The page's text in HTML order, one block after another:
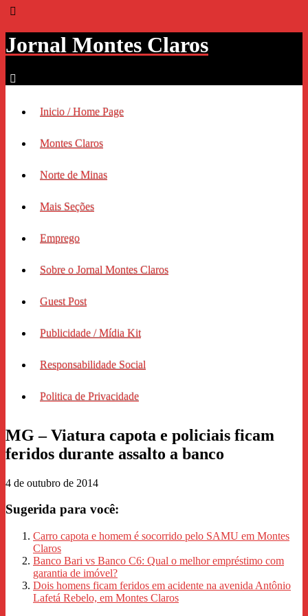
Jornal Montes Claros
Inicio / Home Page
Montes Claros
Norte de Minas
Mais Seções
Emprego
Sobre o Jornal Montes Claros
Guest Post
Publicidade / Mídia Kit
Responsabilidade Social
Politica de Privacidade
MG – Viatura capota e policiais ficam
feridos durante assalto a banco
4 de outubro de 2014
Sugerida para você:
Carro capota e homem é socorrido pelo SAMU em Montes
Claros
Banco Bari vs Banco C6: Qual o melhor empréstimo com
garantia de imóvel?
Dois homens ficam feridos em acidente na avenida Antônio
Lafetá Rebelo, em Montes Claros